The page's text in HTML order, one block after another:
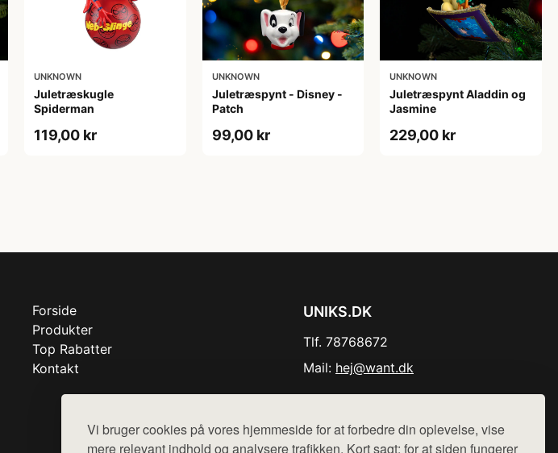
Vi bruger cookies på vores hjemmeside for at forbedre din oplevelse, vise
mere relevant indhold og analysere trafikken. Kort sagt: for at siden fungerer
UNKNOWN
Juletræskugle
Spiderman
119,00 kr
UNKNOWN
Juletræspynt - Disney -
Patch
99,00 kr
UNKNOWN
Juletræspynt Aladdin og
Jasmine
229,00 kr
Forside
Produkter
Top Rabatter
Kontakt
UNIKS.DK
Tlf. 78768672
Mail: hej@want.dk